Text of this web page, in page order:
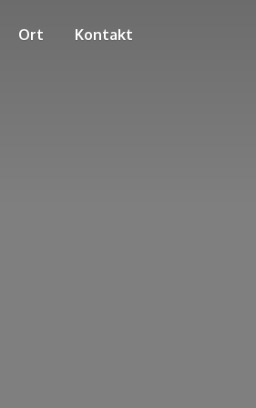
Ort Kontakt